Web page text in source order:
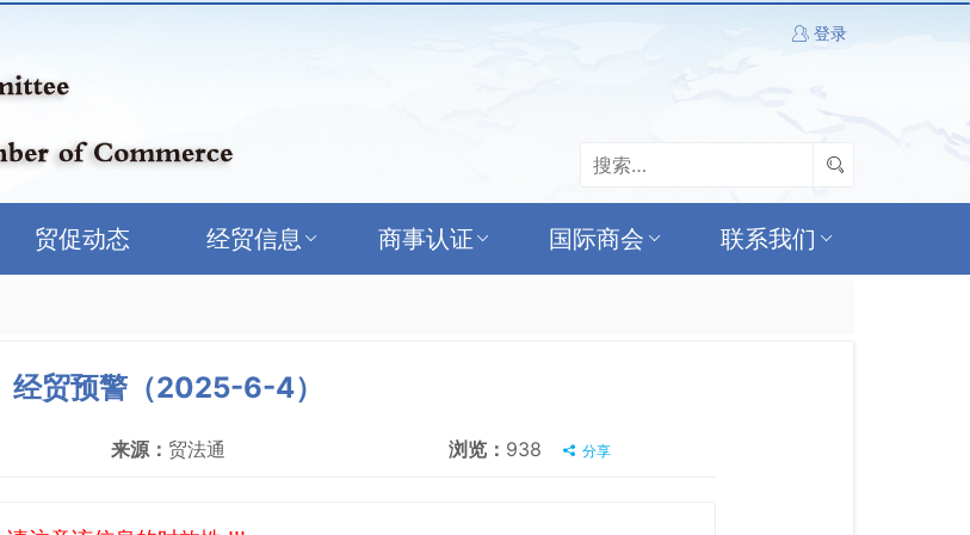
登录
贸促动态 经贸信息 商事认证 国际商会 联系我们
经贸预警（2025-6-4）
来源： 贸法通 浏览： 938 分享